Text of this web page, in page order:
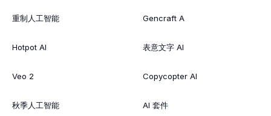
重制人工智能
Hotpot AI
Veo 2
秋季人工智能
Gencraft A
表意文字 AI
Copycopter AI
AI 套件